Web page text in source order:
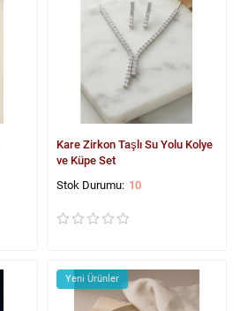
Kare Zirkon Taşlı Su Yolu Kolye
ve Küpe Set
10
Yeni Ürünler